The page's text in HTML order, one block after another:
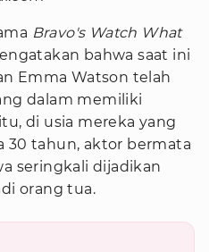
Bravo's Watch What
bahwa saat ini
Emma Watson telah
dalam memiliki
di usia mereka yang
30 tahun, aktor bermata
seringkali dijadikan
orang tua.